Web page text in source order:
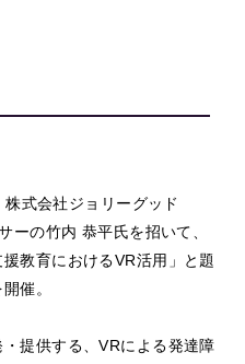
式会社ジョリーグッド
ーの竹内 恭平氏を招いて、
教育におけるVR活用」と題
催。
提供する、VRによる発達障